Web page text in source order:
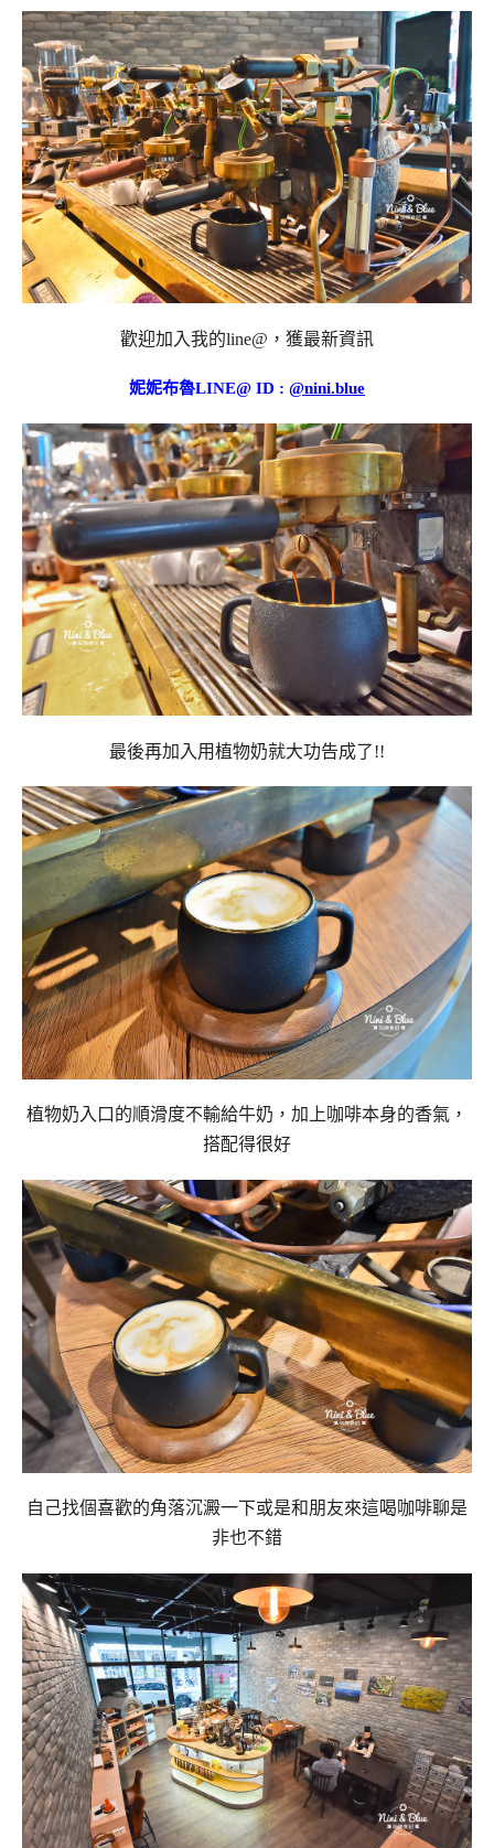
歡迎加入我的line@，獲最新資訊
妮妮布魯LINE@ ID : @nini.blue
最後再加入用植物奶就大功告成了!!
植物奶入口的順滑度不輸給牛奶，加上咖啡本身的香氣，
搭配得很好
自己找個喜歡的角落沉澱一下或是和朋友來這喝咖啡聊是
非也不錯